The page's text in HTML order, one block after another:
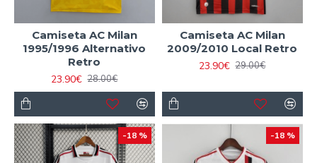
Camiseta AC Milan
1995/1996 Alternativo
Retro
23.90€ 28.00€
Camiseta AC Milan
2009/2010 Local Retro
23.90€ 29.00€
-18 % -18 %